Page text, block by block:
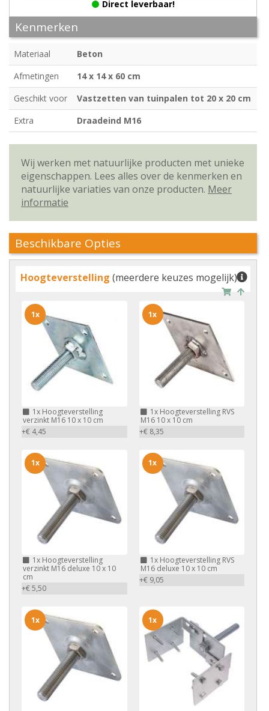
Direct leverbaar!
Kenmerken
Materiaal
Beton
Afmetingen
14 x 14 x 60 cm
Geschikt voor
Vastzetten van tuinpalen tot 20 x 20 cm
Extra
Draadeind M16
Wij werken met natuurlijke producten met unieke
eigenschappen. Lees alles over de kenmerken en
natuurlijke variaties van onze producten. Meer
informatie
Beschikbare Opties
Hoogteverstelling (meerdere keuzes mogelijk)
1x Hoogteverstelling
verzinkt M16 10 x 10 cm
+€ 4,45
1x
1xHoogteverstelling RVS
M16 10 x 10 cm
+€ 8,35
1x
1x Hoogteverstelling
verzinkt M16 deluxe 10 x 10
cm
+€ 5,50
1x
1xHoogteverstelling RVS
M16 deluxe 10 x 10 cm
+€ 9,05
1x
1x 1x